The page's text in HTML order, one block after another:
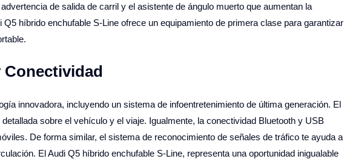
de salida de carril y el asistente de ángulo muerto que aumentan la
híbrido enchufable S-Line ofrece un equipamiento de primera clase para garantizar
Conectividad
innovadora, incluyendo un sistema de infoentretenimiento de última generación. El
sobre el vehículo y el viaje. Igualmente, la conectividad Bluetooth y USB
De forma similar, el sistema de reconocimiento de señales de tráfico te ayuda a
El Audi Q5 híbrido enchufable S-Line, representa una oportunidad inigualable